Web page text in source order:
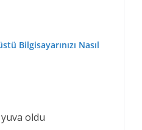
Bilgisayarınızı Nasıl